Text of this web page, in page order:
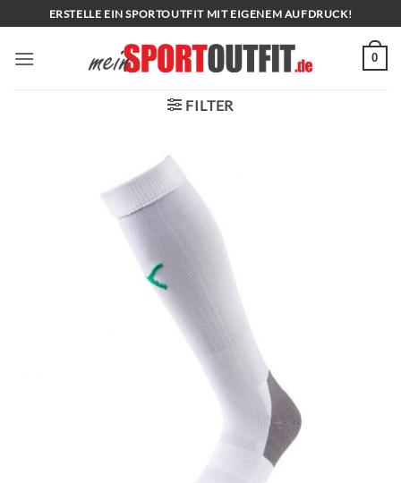
Inhalt
springen
ERSTELLE EIN SPORTOUTFIT MIT EIGENEM AUFDRUCK!
0
FILTER